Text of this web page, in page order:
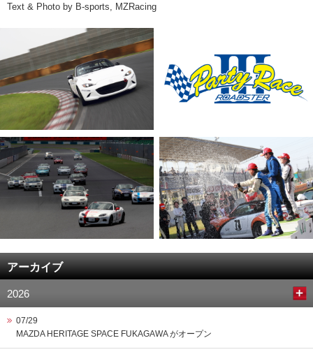
Text & Photo by B-sports, MZRacing
アーカイブ
2026
07/29
MAZDA HERITAGE SPACE FUKAGAWA がオープン